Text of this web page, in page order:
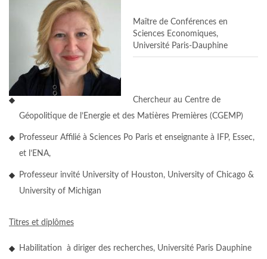
Maître de Conférences en
Sciences Economiques,
Université Paris-Dauphine
Chercheur au Centre de
Géopolitique de l’Energie et des Matières Premières (CGEMP)
Professeur Affilié à Sciences Po Paris et enseignante à IFP, Essec,
et l’ENA,
Professeur invité University of Houston, University of Chicago &
University of Michigan
Titres et diplômes
Habilitation à diriger des recherches, Université Paris Dauphine